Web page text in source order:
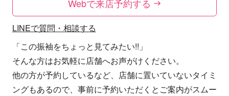
Webで来店予約する
LINEで質問・相談する
「この振袖をちょっと見てみたい!!」
そんな方はお気軽に店舗へお声がけください。
他の方が予約しているなど、店舗に置いていないタイミ
ングもあるので、事前に予約いただくとご案内がスムー